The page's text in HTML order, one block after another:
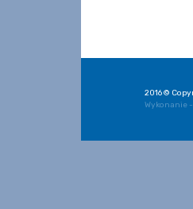
2016 ©
Wykonanie